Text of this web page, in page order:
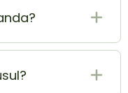
cel mai sigur si
timp poti